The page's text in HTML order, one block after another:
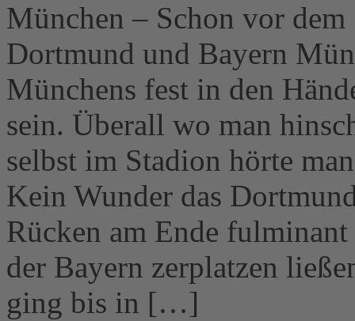
München – Schon vor
Dortmund und Bayern
Münchens fest in den
sein. Überall wo man
selbst im Stadion hörte
Kein Wunder das
Rücken am Ende
der Bayern zerplatzen
ging bis in […]